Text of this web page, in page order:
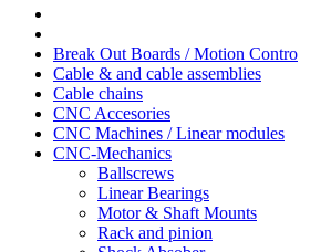
Break Out Boards / Motion Contro
Cable & and cable assemblies
Cable chains
CNC Accesories
CNC Machines / Linear modules
CNC-Mechanics
Ballscrews
Linear Bearings
Motor & Shaft Mounts
Rack and pinion